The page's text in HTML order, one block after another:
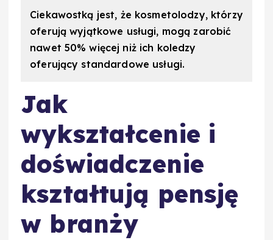
Ciekawostką jest, że kosmetolodzy, którzy
oferują wyjątkowe usługi, mogą zarobić
nawet 50% więcej niż ich koledzy
oferujący standardowe usługi.
Jak
wykształcenie i
doświadczenie
kształtują pensję
w branży